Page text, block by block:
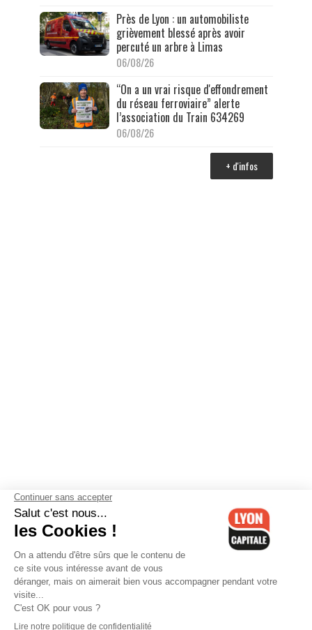
Près de Lyon : un automobiliste
grièvement blessé après avoir
percuté un arbre à Limas
06/08/26
“On a un vrai risque d'effondrement
du réseau ferroviaire” alerte
l’association du Train 634269
06/08/26
+ d'infos